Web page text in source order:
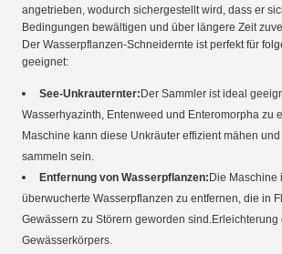
angetrieben, wodurch sichergestellt wird, dass er
Bedingungen bewältigen und über längere Zeit
Der Wasserpflanzen-Schneidernte ist perfekt für
geeignet:
See-Unkrauternter: Der Sammler ist ideal
Wasserhyazinth, Entenweed und Enteromorpha zu
Maschine kann diese Unkräuter effizient mähen
sammeln sein.
Entfernung von Wasserpflanzen: Die Maschine
überwucherte Wasserpflanzen zu entfernen, die in
Gewässern zu Störern geworden sind.Erleichterung
Gewässerkörpers.